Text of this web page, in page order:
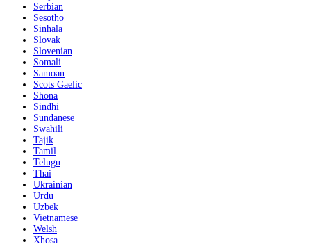
Serbian
Sesotho
Sinhala
Slovak
Slovenian
Somali
Samoan
Scots Gaelic
Shona
Sindhi
Sundanese
Swahili
Tajik
Tamil
Telugu
Thai
Ukrainian
Urdu
Uzbek
Vietnamese
Welsh
Xhosa